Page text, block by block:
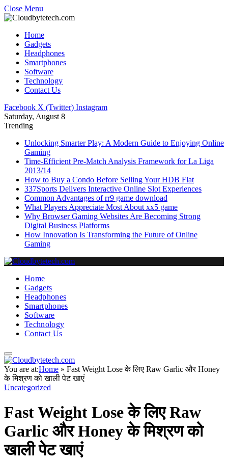
Close Menu
Home
Gadgets
Headphones
Smartphones
Software
Technology
Contact Us
Facebook X (Twitter) Instagram
Saturday, August 8
Trending
Unlocking Smarter Play: A Modern Guide to Enjoying Online
Gaming
Time-Efficient Pre-Match Analysis Framework for La Liga
2013/14
How to Buy a Condo Before Selling Your HDB Flat
337Sports Delivers Interactive Online Slot Experiences
Common Advantages of rr9 game download
What Players Appreciate Most About xx5 game
Why Browser Gaming Websites Are Becoming Strong
Digital Business Platforms
How Innovation Is Transforming the Future of Online
Gaming
Home
Gadgets
Headphones
Smartphones
Software
Technology
Contact Us
You are at:Home » Fast Weight Lose के लिए Raw Garlic और Honey
के मिश्रण को खाली पेट खाएं
Uncategorized
Fast Weight Lose के लिए Raw
Garlic और Honey के मिश्रण को
खाली पेट खाएं